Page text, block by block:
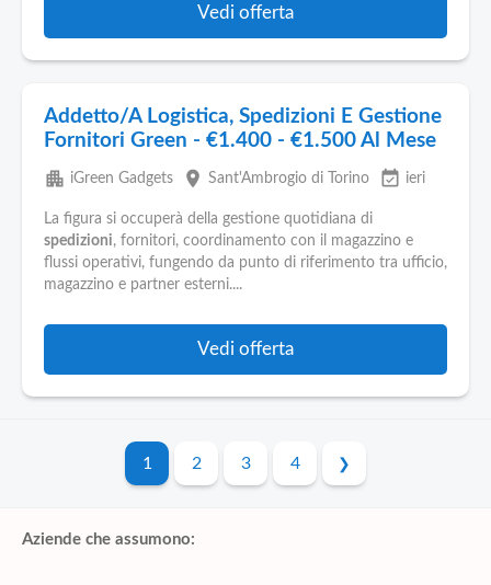
Vedi offerta
Addetto/A Logistica, Spedizioni E Gestione
Fornitori Green - €1.400 - €1.500 Al Mese
apartment iGreen Gadgets place Sant'Ambrogio di Torino event_available ieri
La figura si occuperà della gestione quotidiana di
spedizioni, fornitori, coordinamento con il magazzino e
flussi operativi, fungendo da punto di riferimento tra ufficio,
magazzino e partner esterni....
Vedi offerta
1 2 3 4
Aziende che assumono: